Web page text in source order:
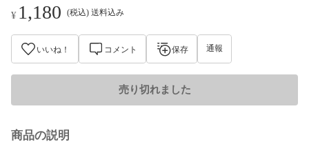
¥ 1,180 (税込) 送料込み
いいね！ コメント 保存 通報
売り切れました
商品の説明